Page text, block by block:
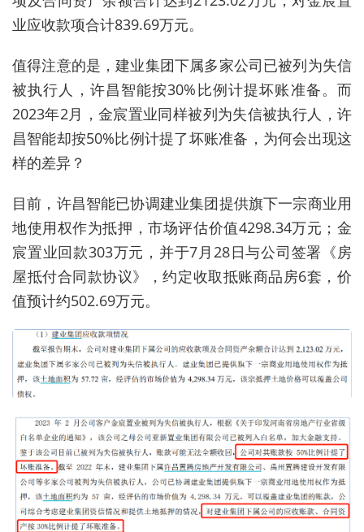
业应收款项合计839.69万元。
值得注意的是，建业集团下属多家公司已被列为失信
被执行人，许昌智能按30%比例计提坏账准备。而
2023年2月，金宸置业同样被列为失信被执行人，许
昌智能却按50%比例计提了坏账准备，为何会出现这
样的差异？
目前，许昌智能已协调建业集团提供旗下一宗商业用
地使用权作为抵押，市场评估价值4298.34万元；金
宸置业回款303万元，并于7月28日与公司签署《房
屋抵付合同款协议》，约定收取抵账商品房6套，价
值预计约502.69万元。